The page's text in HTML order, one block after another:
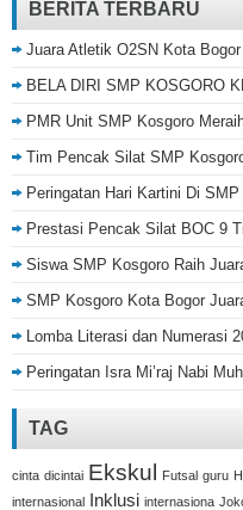
BERITA TERBARU
Juara Atletik O2SN Kota
BELA DIRI SMP KOSGORO
PMR Unit SMP Kosgoro
Tim Pencak Silat SMP
Peringatan Hari Kartini Di
Prestasi Pencak Silat BOC 9
Siswa SMP Kosgoro Raih
SMP Kosgoro Kota Bogor
Lomba Literasi dan Numerasi
Peringatan Isra Mi’raj Nabi
TAG
cinta dicintai Ekskul Futsal guru
internasional
Inklusi internasiona